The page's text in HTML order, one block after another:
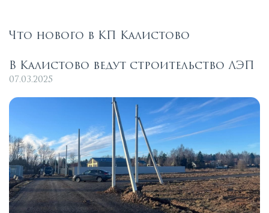
Что нового в КП Калистово
В Калистово ведут строительство ЛЭП
07.03.2025